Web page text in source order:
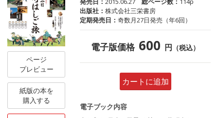
ページ
プレビュー
紙版の本を
購入する
出版社：株式会社三栄書房
定期発売日：奇数月27日発売（年6回）
電子版価格 600 円 （税込）
カートに追加
電子ブック内容